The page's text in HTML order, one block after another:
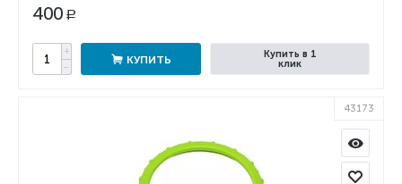
400 Р
+
−
КУПИТЬ
Купить в 1
клик
43173